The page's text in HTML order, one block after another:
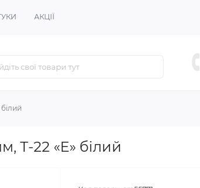
АКЦІЇ
Т-22 «Е» білий